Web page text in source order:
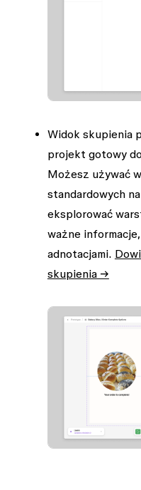
Widok skupienia
projekt gotowy
Możesz używać
standardowych
eksplorować
ważne
adnotacjami.
skupienia →